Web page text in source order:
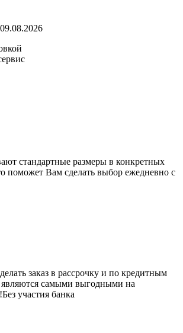
стандартные размеры в конкретных
поможет Вам сделать выбор ежедневно с
заказ в рассрочку и по кредитным
являются самыми выгодными на
Без участия банка